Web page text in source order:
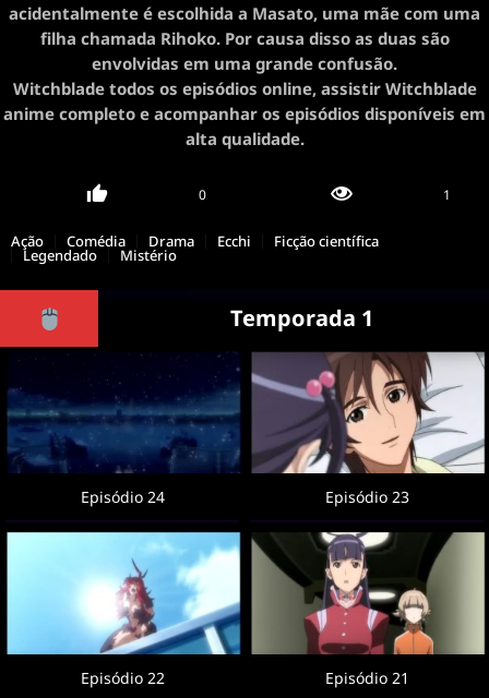
acidentalmente é escolhida a Masato, uma mãe com uma
filha chamada Rihoko. Por causa disso as duas são
envolvidas em uma grande confusão.
Witchblade todos os episódios online, assistir Witchblade
anime completo e acompanhar os episódios disponíveis em
alta qualidade.
0 1
Ação Comédia Drama Ecchi Ficção científica
Legendado Mistério
Temporada 1
Episódio 24 Episódio 23
Episódio 22 Episódio 21